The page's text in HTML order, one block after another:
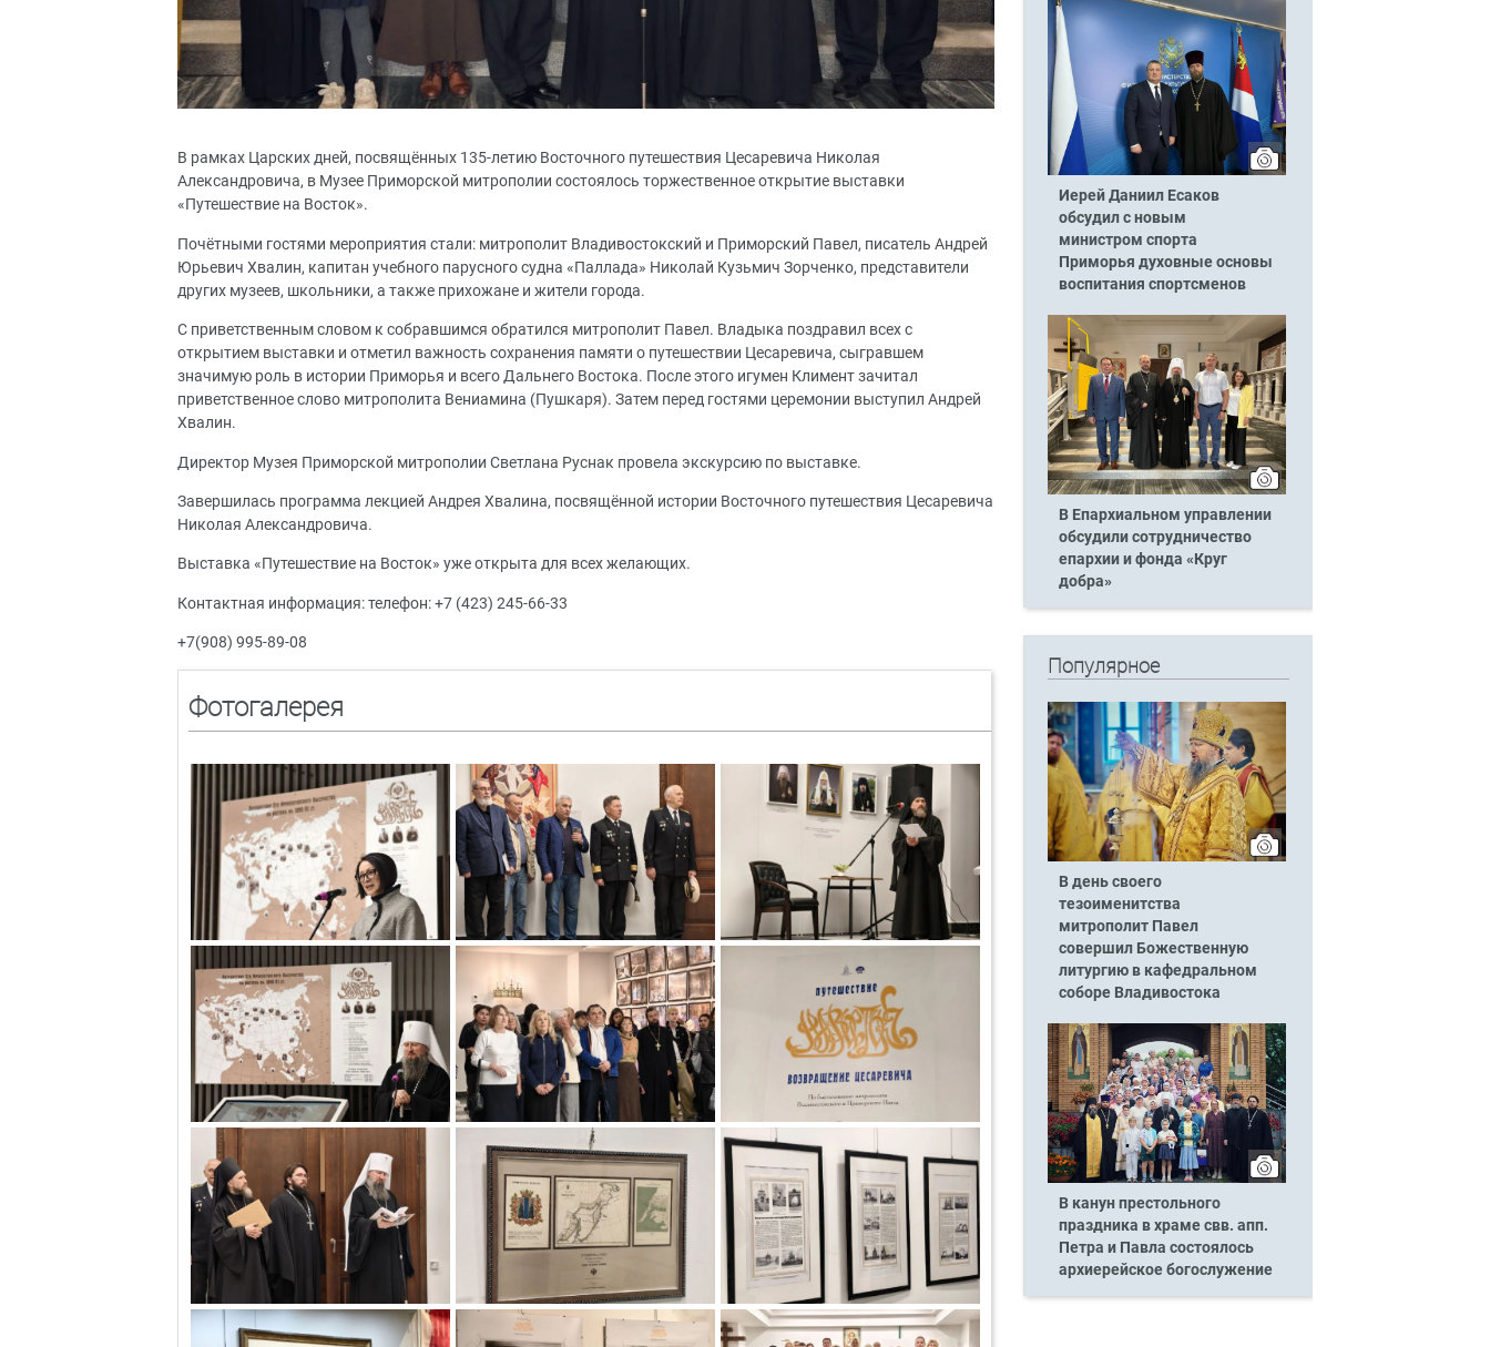
В рамках Царских дней, посвящённых 135-летию Восточного путешествия Цесаревича Николая
Александровича, в Музее Приморской митрополии состоялось торжественное открытие выставки
«Путешествие на Восток».
Почётными гостями мероприятия стали: митрополит Владивостокский и Приморский Павел, писатель Андрей
Юрьевич Хвалин, капитан учебного парусного судна «Паллада» Николай Кузьмич Зорченко, представители
других музеев, школьники, а также прихожане и жители города.
С приветственным словом к собравшимся обратился митрополит Павел. Владыка поздравил всех с
открытием выставки и отметил важность сохранения памяти о путешествии Цесаревича, сыгравшем
значимую роль в истории Приморья и всего Дальнего Востока. После этого игумен Климент зачитал
приветственное слово митрополита Вениамина (Пушкаря). Затем перед гостями церемонии выступил Андрей
Хвалин.
Директор Музея Приморской митрополии Светлана Руснак провела экскурсию по выставке.
Завершилась программа лекцией Андрея Хвалина, посвящённой истории Восточного путешествия Цесаревича
Николая Александровича.
Выставка «Путешествие на Восток» уже открыта для всех желающих.
Контактная информация: телефон: +7 (423) 245-66-33
+7(908) 995-89-08
Фотогалерея
Иерей Даниил Есаков
обсудил с новым
министром спорта
Приморья духовные основы
воспитания спортсменов
В Епархиальном управлении
обсудили сотрудничество
епархии и фонда «Круг
добра»
Популярное
В день своего
тезоименитства
митрополит Павел
совершил Божественную
литургию в кафедральном
соборе Владивостока
В канун престольного
праздника в храме свв. апп.
Петра и Павла состоялось
архиерейское богослужение